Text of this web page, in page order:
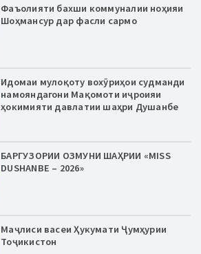
Фаъолияти бахши коммуналии ноҳияи
Шоҳмансур дар фасли сармо
Идомаи мулоқоту вохӯриҳои судманди
намояндагони Мақомоти иҷроияи
ҳокимияти давлатии шаҳри Душанбе
БАРГУЗОРИИ ОЗМУНИ ШАҲРИИ «MISS
DUSHANBE – 2026»
Маҷлиси васеи Ҳукумати Ҷумҳурии
Тоҷикистон